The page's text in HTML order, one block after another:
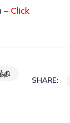
– Click
SHARE: